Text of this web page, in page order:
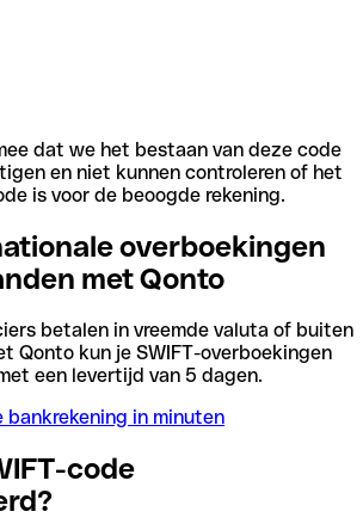
dat we het bestaan van deze code
en niet kunnen controleren of het
is voor de beoogde rekening.
overboekingen
met Qonto
betalen in vreemde valuta of buiten
Qonto kun je SWIFT-overboekingen
een levertijd van 5 dagen.
bankrekening in minuten
code